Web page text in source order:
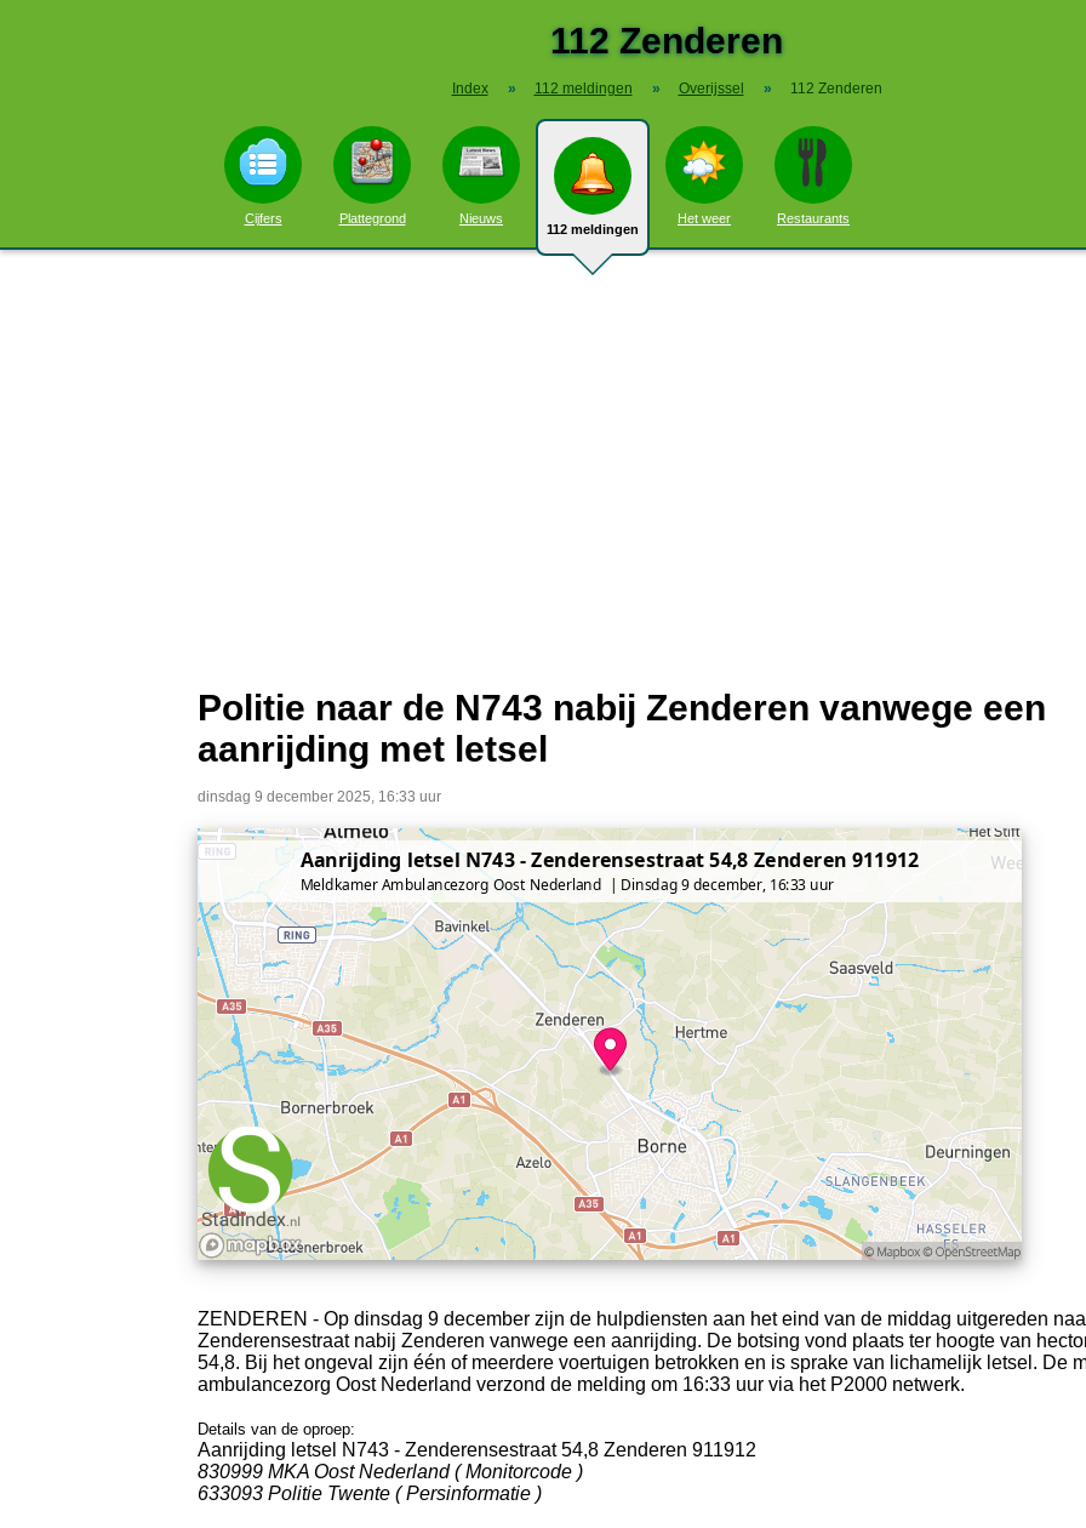
112 Zenderen
Index » 112 meldingen » Overijssel » 112 Zenderen
Cijfers Plattegrond Nieuws
112 meldingen
Het weer Restaurants
Politie naar de N743 nabij Zenderen vanwege een
aanrijding met letsel
dinsdag 9 december 2025, 16:33 uur
ZENDEREN - Op dinsdag 9 december zijn de hulpdiensten aan het eind van de middag uitgereden
Zenderensestraat nabij Zenderen vanwege een aanrijding. De botsing vond plaats ter hoogte van
54,8. Bij het ongeval zijn één of meerdere voertuigen betrokken en is sprake van lichamelijk letsel. De
ambulancezorg Oost Nederland verzond de melding om 16:33 uur via het P2000 netwerk.
Details van de oproep:
Aanrijding letsel N743 - Zenderensestraat 54,8 Zenderen 911912
830999 MKA Oost Nederland ( Monitorcode )
633093 Politie Twente ( Persinformatie )